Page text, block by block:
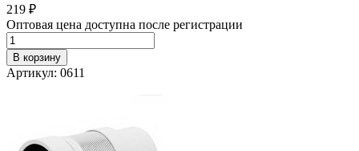
219 ₽
Оптовая цена доступна после регистрации
В корзину
Артикул: 0611